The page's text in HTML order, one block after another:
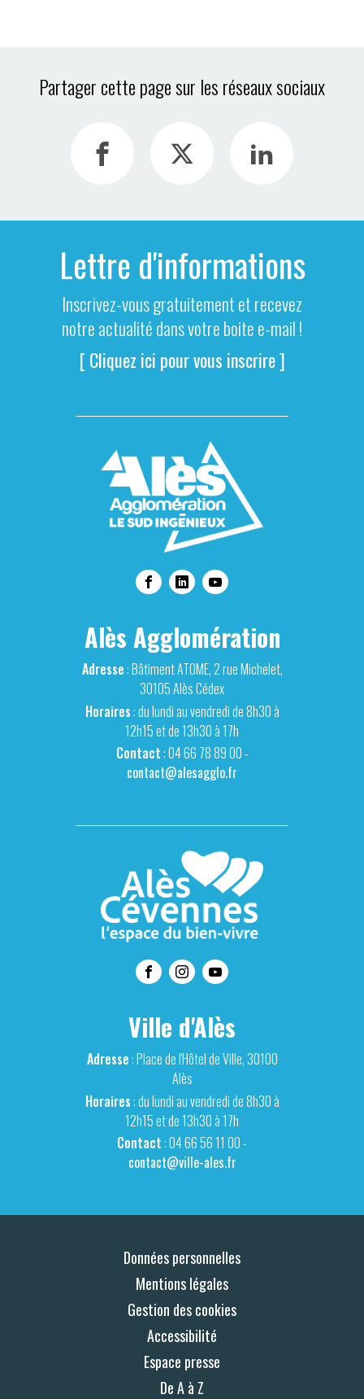
Partager cette page sur les réseaux sociaux
Lettre d'informations
Inscrivez-vous gratuitement et recevez
notre actualité dans votre boite e-mail !
[ Cliquez ici pour vous inscrire ]
Alès Agglomération
Adresse: Bâtiment ATOME, 2 rue Michelet,
30105 Alès Cédex
Horaires: du lundi au vendredi de 8h30 à
12h15 et de 13h30 à 17h
Contact: 04 66 78 89 00 -
contact@alesagglo.fr
Ville d'Alès
Adresse: Place de l'Hôtel de Ville, 30100
Alès
Horaires: du lundi au vendredi de 8h30 à
12h15 et de 13h30 à 17h
Contact: 04 66 56 11 00 -
contact@ville-ales.fr
Données personnelles
Mentions légales
Gestion des cookies
Accessibilité
Espace presse
De A à Z